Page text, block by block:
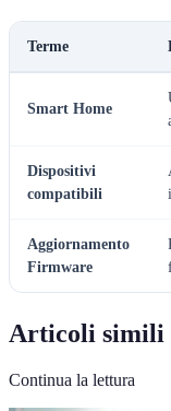
Terme
Smart Home
Dispositivi
compatibili
Aggiornamento
Firmware
Articoli simili
Continua la lettura